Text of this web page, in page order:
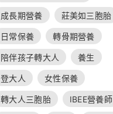
成長期營養 莊美如三胞胎
日常保養 轉骨期營養
陪伴孩子轉大人 養生
登大人 女性保養
轉大人三胞胎 IBEE營養師